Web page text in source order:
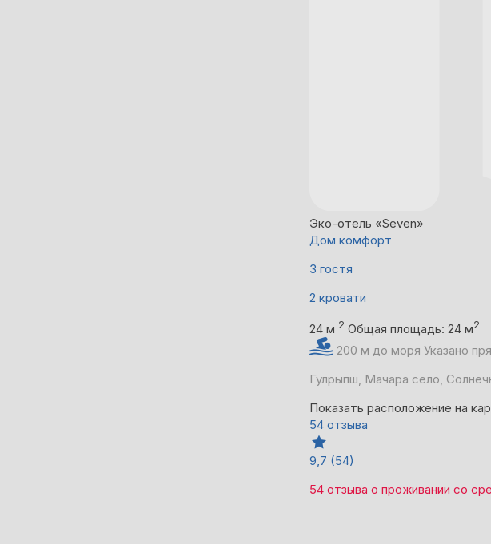
Эко-отель «Seven»
Дом комфорт
3 гостя
2 кровати
24 м 2 Общая площадь: 24 м2
200 м до моря Указано
Гулрыпш, Мачара село,
Показать расположение на
54 отзыва
9,7 (54)
54 отзыва о проживании со